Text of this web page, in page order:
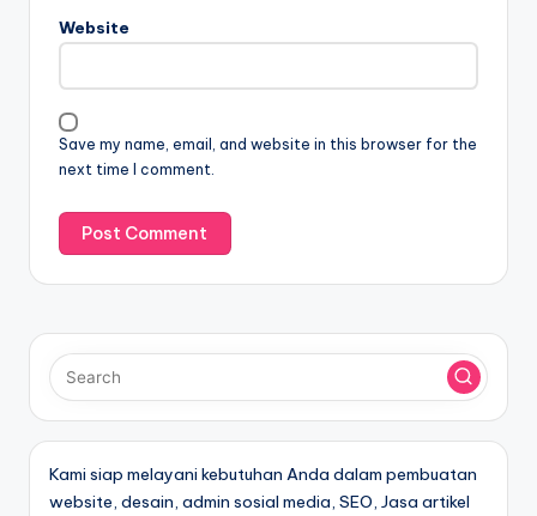
Website
Save my name, email, and website in this browser for the
next time I comment.
Kami siap melayani kebutuhan Anda dalam pembuatan
website, desain, admin sosial media, SEO, Jasa artikel